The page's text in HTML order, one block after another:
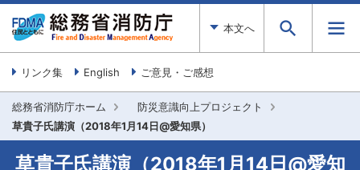
本文へ
リンク集 English ご意見・ご感想
総務省消防庁ホーム
防災意識向上プロジェクト
草貴子氏講演（2018年1月14日@愛知県）
草貴子氏講演（2018年1月14日@愛知